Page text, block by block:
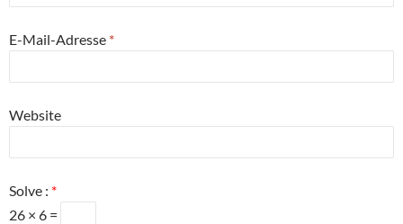
E-Mail-Adresse *
Website
Solve : *
26 × 6 =